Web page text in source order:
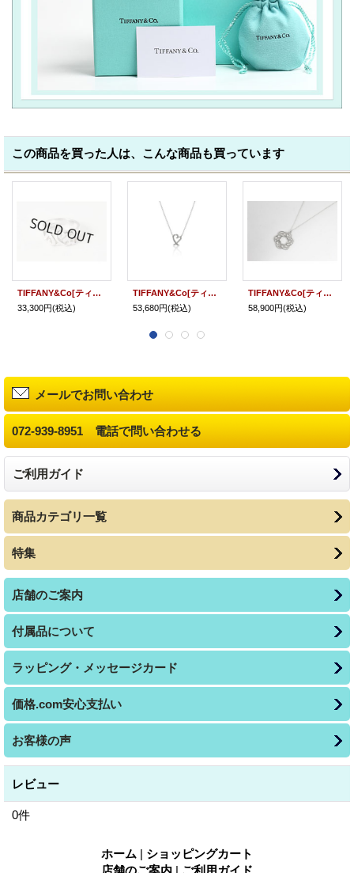
この商品を買った人は、こんな商品も買っています
TIFFANY&Co[ティファニー] トリプル ラビング ハート リング 並行輸入品
33,300円(税込)
TIFFANY&Co[ティファニー] ラビング ハート ペンダント（ミニ） 並行輸入品
53,680円(税込)
TIFFANY&Co[ティファニー] ラビング ハート メダリオン ペンダント（スワール） 並行輸入品
58,900円(税込)
メールでお問い合わせ
072-939-8951 電話で問い合わせる
ご利用ガイド
商品カテゴリ一覧
特集
店舗のご案内
付属品について
ラッピング・メッセージカード
価格.com安心支払い
お客様の声
レビュー
0件
ホーム | ショッピングカート